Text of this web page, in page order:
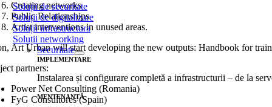
Soluții de securitate
Soluții de digitalizare
Soluții infrastructura
Soluții networking
Securitate
IMPLEMENTARE
Instalarea și configurare completă a infrastructurii – de la
MENTENANȚĂ
Creating networks
Public Relationships
Artist interventions in unused areas.
Art Urban will start developing the new outputs: Handbook for
partners:
Power Net Consulting (Romania)
FyG Consultores (Spain)